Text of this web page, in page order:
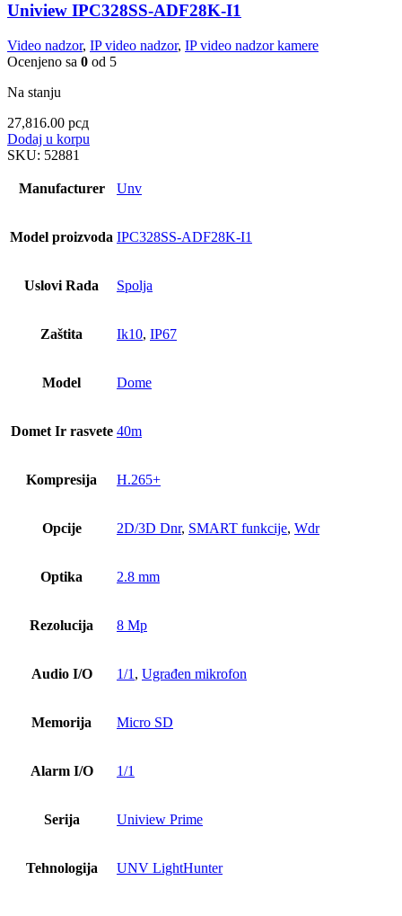
Uniview IPC328SS-ADF28K-I1
Video nadzor, IP video nadzor, IP video nadzor kamere
Ocenjeno sa 0 od 5
Na stanju
27,816.00 рсд
Dodaj u korpu
SKU: 52881
Manufacturer Unv
Model proizvoda IPC328SS-ADF28K-I1
Uslovi Rada Spolja
Zaštita Ik10, IP67
Model Dome
Domet Ir rasvete 40m
Kompresija H.265+
Opcije 2D/3D Dnr, SMART funkcije, Wdr
Optika 2.8 mm
Rezolucija 8 Mp
Audio I/O 1/1 , Ugrađen mikrofon
Memorija Micro SD
Alarm I/O 1/1
Serija Uniview Prime
Tehnologija UNV LightHunter